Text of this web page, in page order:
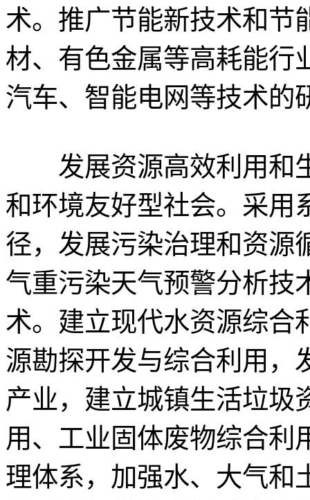
术。推广节能新技术和节
材、有色金属等高耗能行
汽车、智能电网等技术的
发展资源高效利用和
和环境友好型社会。采用
径，发展污染治理和资源
气重污染天气预警分析技
术。建立现代水资源综合
源勘探开发与综合利用，
产业，建立城镇生活垃圾
用、工业固体废物综合利
理体系，加强水、大气和